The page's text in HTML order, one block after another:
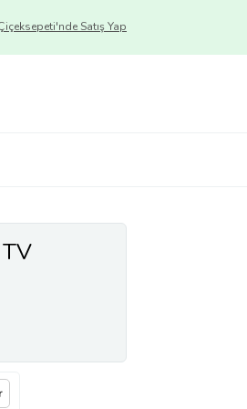
Satış Yap